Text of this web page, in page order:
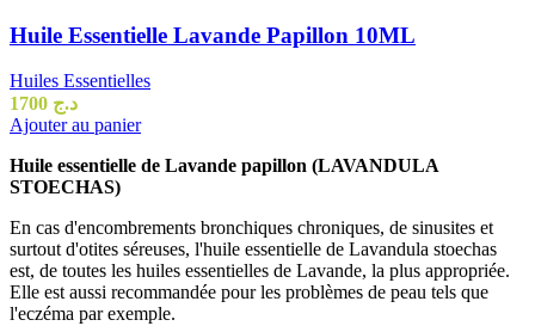
Huile Essentielle Lavande Papillon 10ML
Huiles Essentielles
د.ج
Ajouter au panier
Huile essentielle de Lavande papillon (LAVANDULA
STOECHAS)
En cas d'encombrements bronchiques chroniques, de sinusites et
surtout d'otites séreuses, l'huile essentielle de Lavandula stoechas
est, de toutes les huiles essentielles de Lavande, la plus appropriée.
Elle est aussi recommandée pour les problèmes de peau tels que
l'eczéma par exemple.